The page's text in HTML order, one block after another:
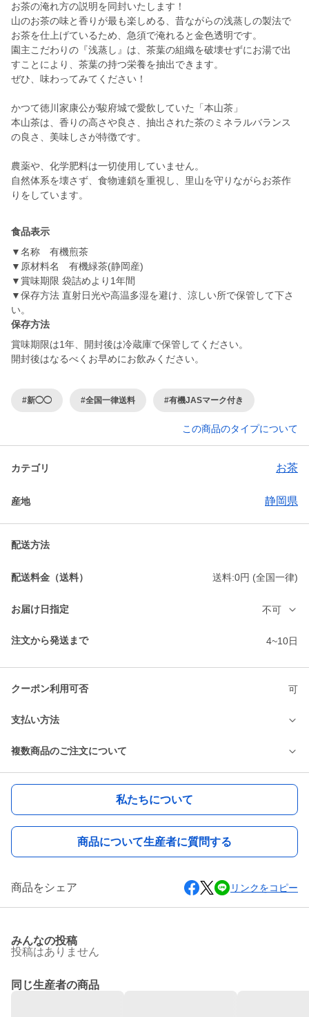
お茶の淹れ方の説明を同封いたします！
山のお茶の味と香りが最も楽しめる、昔ながらの浅蒸しの製法で
お茶を仕上げているため、急須で淹れると金色透明です。
園主こだわりの『浅蒸し』は、茶葉の組織を破壊せずにお湯で出
すことにより、茶葉の持つ栄養を抽出できます。
ぜひ、味わってみてください！
かつて徳川家康公が駿府城で愛飲していた「本山茶」
本山茶は、香りの高さや良さ、抽出された茶のミネラルバランス
の良さ、美味しさが特徴です。
農薬や、化学肥料は一切使用していません。
自然体系を壊さず、食物連鎖を重視し、里山を守りながらお茶作
りをしています。
食品表示
▼名称 有機煎茶
▼原材料名 有機緑茶(静岡産)
▼賞味期限 袋詰めより1年間
▼保存方法 直射日光や高温多湿を避け、涼しい所で保管して下さ
い。
保存方法
賞味期限は1年、開封後は冷蔵庫で保管してください。
開封後はなるべくお早めにお飲みください。
#新◯◯ #全国一律送料 #有機JASマーク付き
この商品のタイプについて
カテゴリ お茶
産地 静岡県
配送方法
配送料金（送料） 送料:0円 (全国一律)
お届け日指定 不可
注文から発送まで 4~10日
クーポン利用可否 可
支払い方法
複数商品のご注文について
私たちについて
商品について生産者に質問する
商品をシェア リンクをコピー
みんなの投稿
投稿はありません
同じ生産者の商品